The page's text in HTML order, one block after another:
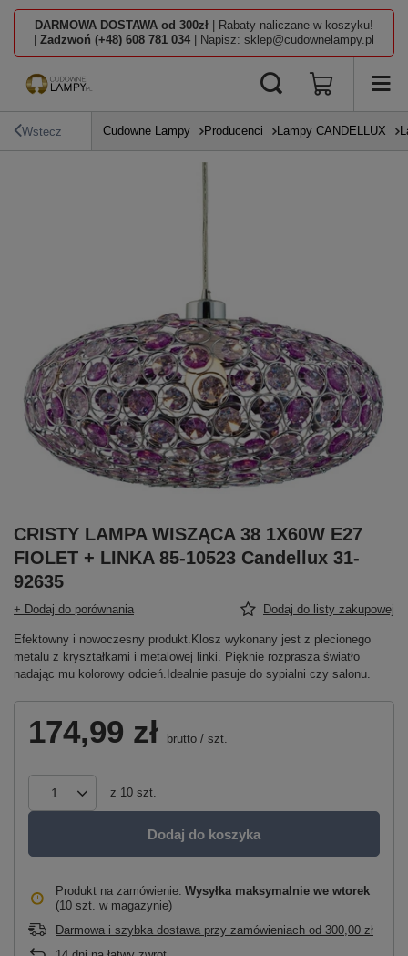
DARMOWA DOSTAWA od 300zł | Rabaty naliczane w koszyku!
Zadzwoń (+48) 608 781 034 | Napisz: sklep@cudownelampy.pl
Wstecz Cudowne Lampy Producenci Lampy CANDELLUX
CRISTY LAMPA WISZĄCA 38 1X60W E27
FIOLET + LINKA 85-10523 Candellux 31-
92635
+ Dodaj do porównania Dodaj do listy zakupowej
Efektowny i nowoczesny produkt.Klosz wykonany jest z plecionego
metalu z kryształkami i metalowej linki. Pięknie rozprasza światło
nadając mu kolorowy odcień.Idealnie pasuje do sypialni czy salonu.
174,99 zł brutto / szt.
z 10 szt.
Dodaj do koszyka
Produkt na zamówienie Wysyłka maksymalnie we wtorek
(10 szt. w magazynie)
Darmowa i szybka dostawa przy zamówieniach od 300,00 zł